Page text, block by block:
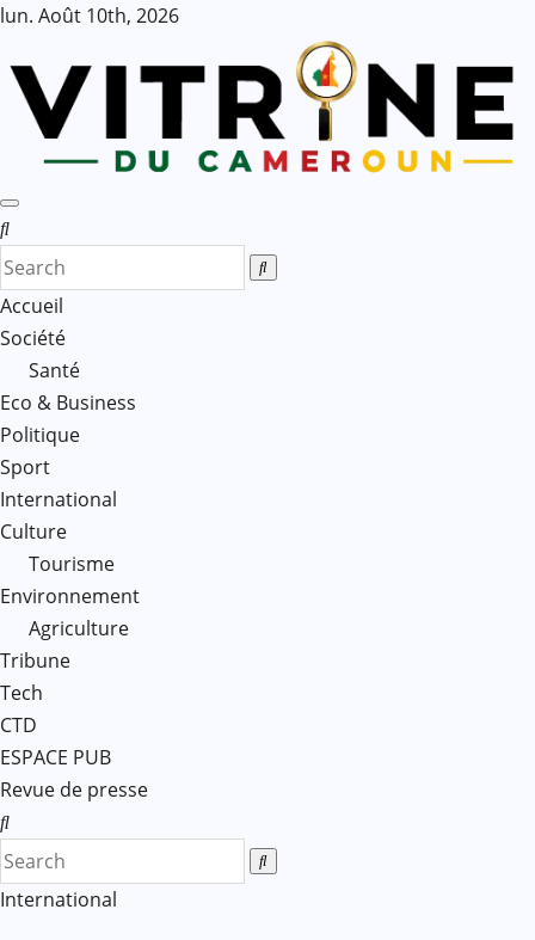
Skip
content
lun. Août 10th, 2026
Accueil
Société
Santé
Eco & Business
Politique
Sport
International
Culture
Tourisme
Environnement
Agriculture
Tribune
Tech
CTD
ESPACE PUB
Revue de presse
International